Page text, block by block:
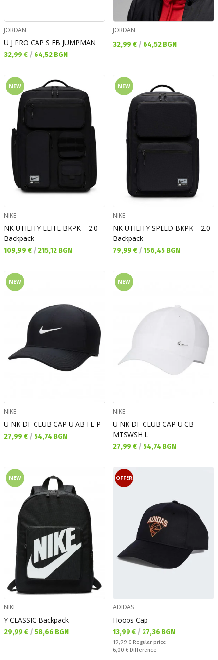
JORDAN
U J PRO CAP S FB JUMPMAN
Текуща цена:
32,99 € / 64,52 BGN
JORDAN
Текуща цена:
32,99 € / 64,52 BGN
NEW
NIKE
NK UTILITY ELITE BKPK – 2.0
Backpack
Текуща цена:
109,99 € / 215,12 BGN
NEW
NIKE
NK UTILITY SPEED BKPK – 2.0
Backpack
Текуща цена:
79,99 € / 156,45 BGN
NEW
NIKE
U NK DF CLUB CAP U AB FL P
Текуща цена:
27,99 € / 54,74 BGN
NEW
NIKE
U NK DF CLUB CAP U CB
MTSWSH L
Текуща цена:
27,99 € / 54,74 BGN
NEW
NIKE
Y CLASSIC Backpack
Текуща цена:
29,99 € / 58,66 BGN
OFFER
ADIDAS
Hoops Cap
Текуща цена:
13,99 € / 27,36 BGN
Regular price:
19,99 € Regular price
Спестявате:
6,00 € Difference